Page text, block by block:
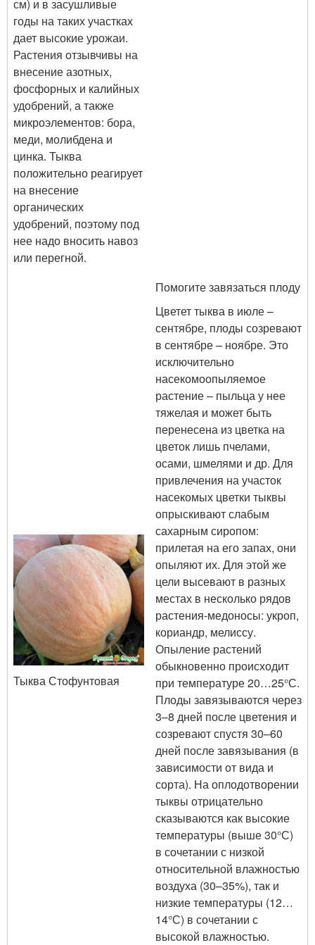
см) и в засушливые
годы на таких участках
дает высокие урожаи.
Растения отзывчивы на
внесение азотных,
фосфорных и калийных
удобрений, а также
микроэлементов: бора,
меди, молибдена и
цинка. Тыква
положительно реагирует
на внесение
органических
удобрений, поэтому под
нее надо вносить навоз
или перегной.
Тыква Стофунтовая
Помогите завязаться плоду
Цветет тыква в июле –
сентябре, плоды созревают
в сентябре – ноябре. Это
исключительно
насекомоопыляемое
растение – пыльца у нее
тяжелая и может быть
перенесена из цветка на
цветок лишь пчелами,
осами, шмелями и др. Для
привлечения на участок
насекомых цветки тыквы
опрыскивают слабым
сахарным сиропом:
прилетая на его запах, они
опыляют их. Для этой же
цели высевают в разных
местах в несколько рядов
растения-медоносы: укроп,
кориандр, мелиссу.
Опыление растений
обыкновенно происходит
при температуре 20…25°С.
Плоды завязываются через
3–8 дней после цветения и
созревают спустя 30–60
дней после завязывания (в
зависимости от вида и
сорта). На оплодотворении
тыквы отрицательно
сказываются как высокие
температуры (выше 30°С)
в сочетании с низкой
относительной влажностью
воздуха (30–35%), так и
низкие температуры (12…
14°С) в сочетании с
высокой влажностью.